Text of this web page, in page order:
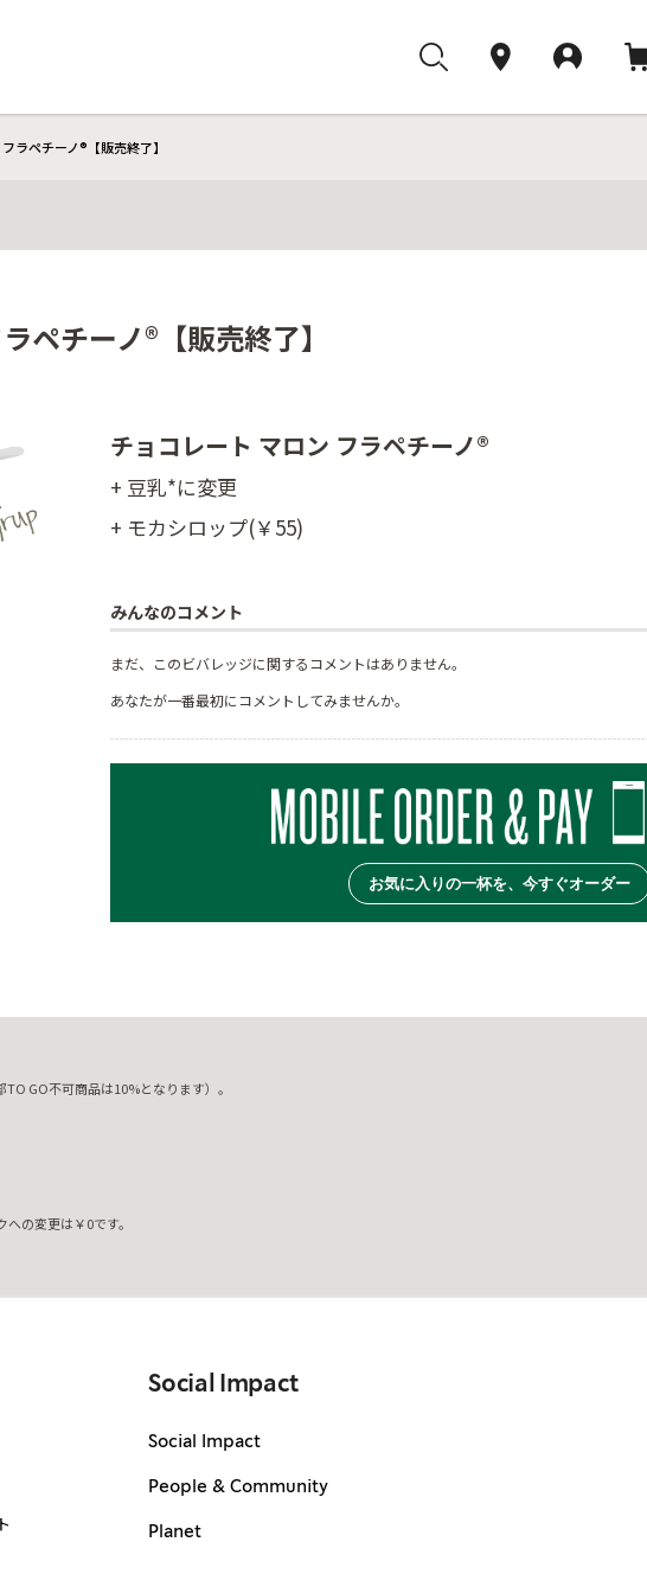
ラペチーノ®【販売終了】
ペチーノ®【販売終了】
チョコレート マロン フラペチーノ®
+ 豆乳*に変更
+ モカシロップ(￥55)
みんなのコメント
まだ、このビバレッジに関するコメントはありません。
あなたが一番最初にコメントしてみませんか。
お気に入りの一杯を、今すぐオーダー
GO不可商品は10%となります）。
の変更は￥0です。
Social Impact
Social Impact
People & Community
Planet